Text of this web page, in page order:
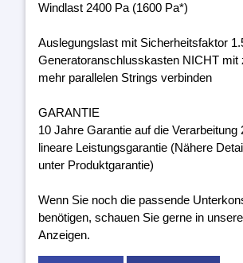
Windlast 2400 Pa (1600 Pa*)
Auslegungslast mit Sicherheitsfaktor
Generatoranschlusskasten NICHT mit
mehr parallelen Strings verbinden
GARANTIE
10 Jahre Garantie auf die Verarbeitung
lineare Leistungsgarantie (Nähere
unter Produktgarantie)
Wenn Sie noch die passende
benötigen, schauen Sie gerne in
Anzeigen.